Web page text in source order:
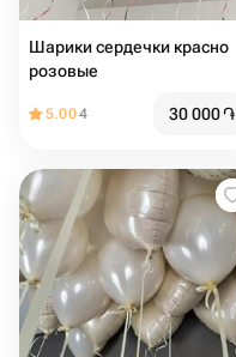
Шарики сердечки красно
розовые
5.004 30 000֏